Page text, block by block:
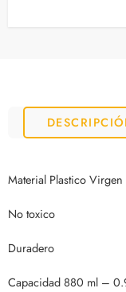
Material Plastico
No toxico
Duradero
Capacidad 880 ml –